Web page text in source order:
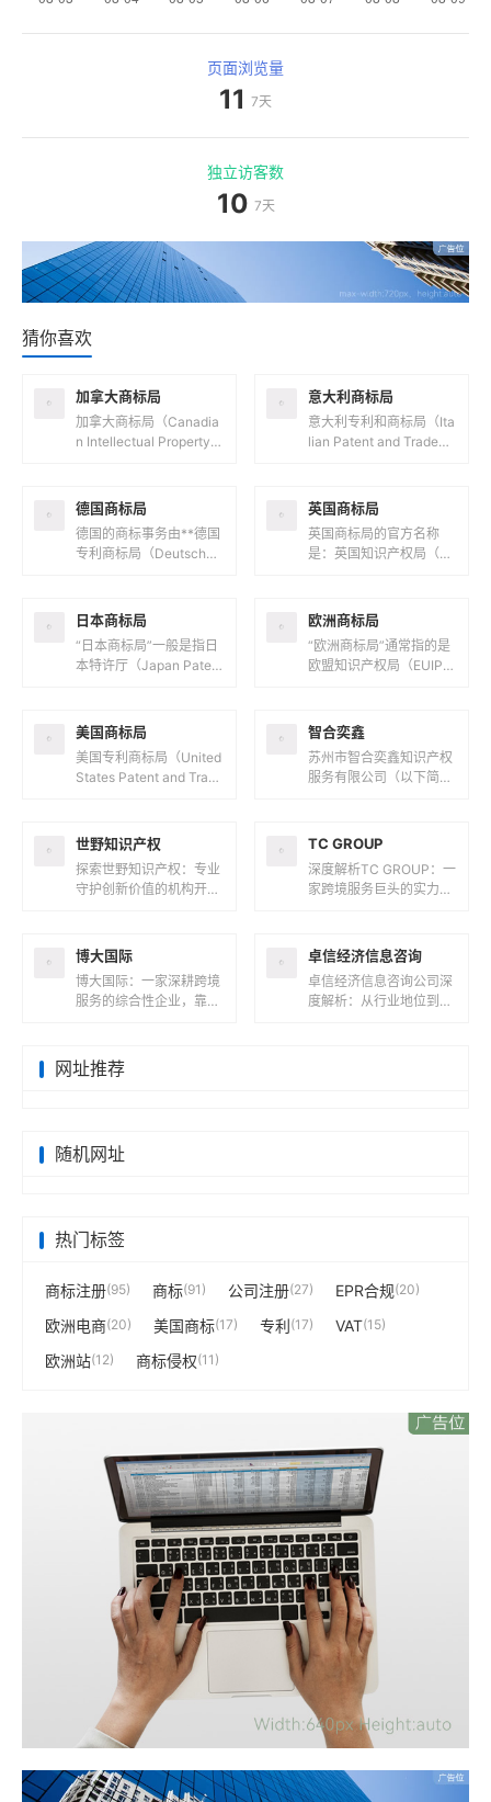
页面浏览量
11 7天
独立访客数
10 7天
猜你喜欢
加拿大商标局
加拿大商标局（Canadia
n Intellectual Property O
意大利商标局
意大利专利和商标局（Ita
lian Patent and Tradem
德国商标局
德国的商标事务由**德国
专利商标局（Deutsches
英国商标局
英国商标局的官方名称
是：英国知识产权局（U
日本商标局
“日本商标局”一般是指日
本特许厅（Japan Patent
日本国内...
欧洲商标局
“欧洲商标局”通常指的是
欧盟知识产权局（EUIPO,
美国商标局
美国专利商标局（United
States Patent and Trade
智合奕鑫
苏州市智合奕鑫知识产权
服务有限公司（以下简称
知识产权服务为核心的企
世野知识产权
探索世野知识产权：专业
守护创新价值的机构开
领域，世野知识产权正以
专业化服务守...
TC GROUP
深度解析TC GROUP：一
家跨境服务巨头的实力与
浪潮席卷商业领域的今
天...
博大国际
博大国际：一家深耕跨境
服务的综合性企业，靠谱
境扩张与个人海外资产配
置需求激增...
卓信经济信息咨询
卓信经济信息咨询公司深
度解析：从行业地位到服
网址推荐
随机网址
热门标签
商标注册(95) 商标(91) 公司注册(27) EPR合规(20)
欧洲电商(20) 美国商标(17) 专利 (17) VAT(15)
欧洲站(12) 商标侵权(11)